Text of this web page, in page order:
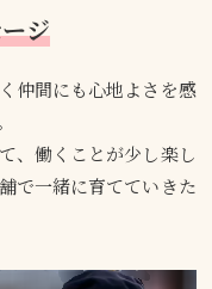
ジ
仲間にも心地よさを感
、働くことが少し楽し
で一緒に育てていきた